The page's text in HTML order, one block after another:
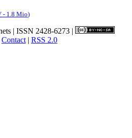
- 1.8 Mio)
| ISSN 2428-6273 |
Contact | RSS 2.0